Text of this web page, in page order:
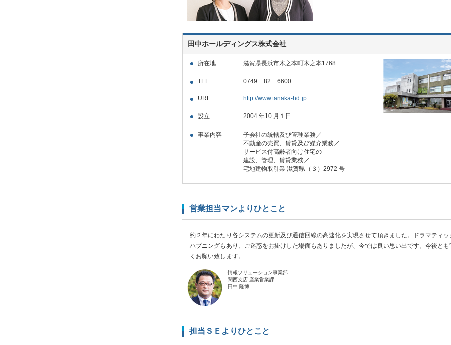
田中ホールディングス株式会社
所在地 滋賀県長浜市木之本町木之本1768
TEL 0749 − 82 − 6600
URL http://www.tanaka-hd.jp
設立 2004 年10 月１日
事業内容
子会社の統轄及び管理業務／
不動産の売買、賃貸及び媒介業務／
サービス付高齢者向け住宅の
建設、管理、賃貸業務／
宅地建物取引業 滋賀県（３）2972 号
営業担当マンよりひとこと
約２年にわたり各システムの更新及び通信回線の高速化を実現させて頂きました。ドラマティッ
ハプニングもあり、ご迷惑をお掛けした場面もありましたが、今では良い思い出です。今後とも
くお願い致します。
情報ソリューション事業部
関西支店 産業営業課
田中 隆博
担当ＳＥよりひとこと